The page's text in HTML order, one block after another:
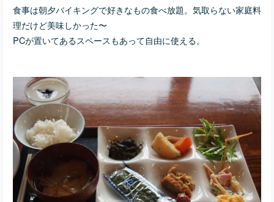
食事は朝夕バイキングで好きなもの食べ放題。気取らない家庭料
理だけど美味しかった〜
PCが置いてあるスペースもあって自由に使える。